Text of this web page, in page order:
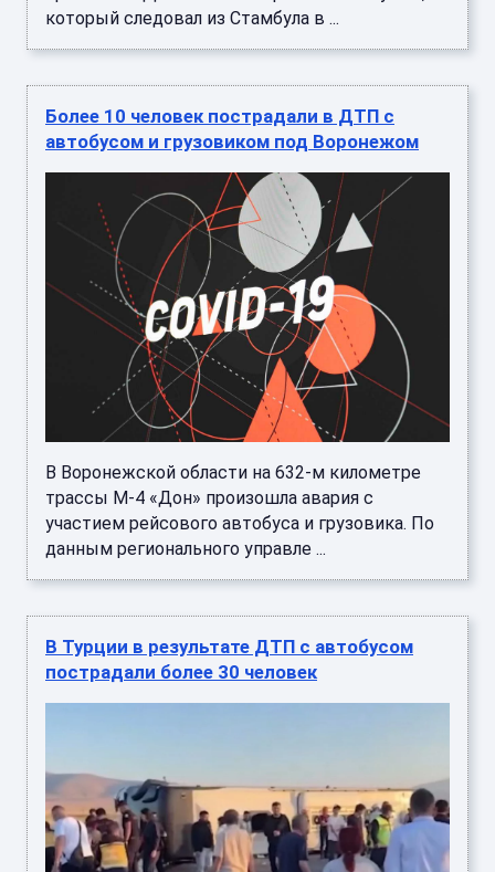
который следовал из Стамбула в ...
Более 10 человек пострадали в ДТП с
автобусом и грузовиком под Воронежом
В Воронежской области на 632-м километре
трассы М-4 «Дон» произошла авария с
участием рейсового автобуса и грузовика. По
данным регионального управле ...
В Турции в результате ДТП с автобусом
пострадали более 30 человек